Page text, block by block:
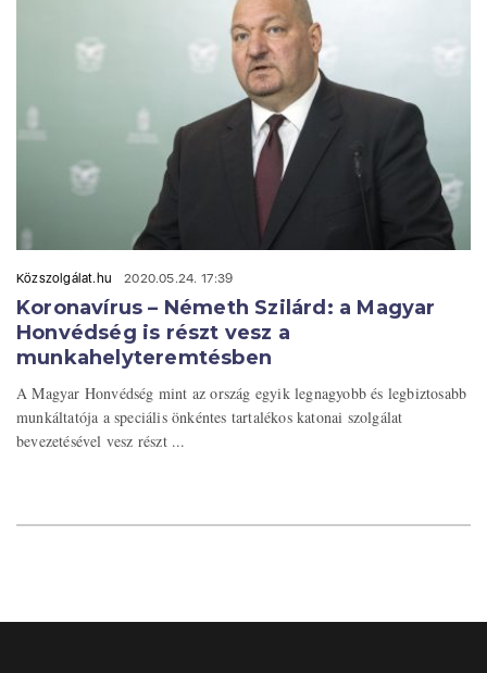
Közszolgálat.hu 2020.05.24. 17:39
Koronavírus – Németh Szilárd: a Magyar
Honvédség is részt vesz a
munkahelyteremtésben
A Magyar Honvédség mint az ország egyik legnagyobb és legbiztosabb
munkáltatója a speciális önkéntes tartalékos katonai szolgálat
bevezetésével vesz részt ...